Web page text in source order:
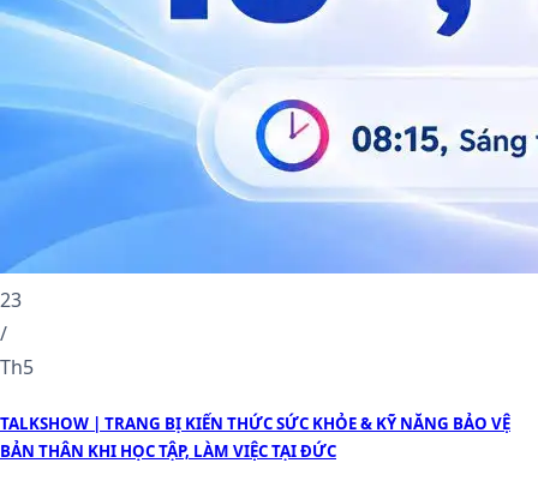
23
/
Th5
TALKSHOW | TRANG BỊ KIẾN THỨC SỨC KHỎE & KỸ NĂNG BẢO VỆ
BẢN THÂN KHI HỌC TẬP, LÀM VIỆC TẠI ĐỨC